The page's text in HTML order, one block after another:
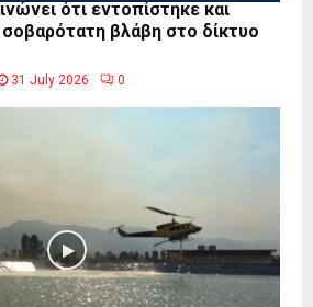
ότι εντοπίστηκε και
βλάβη στο δίκτυο
31 July 2026 0